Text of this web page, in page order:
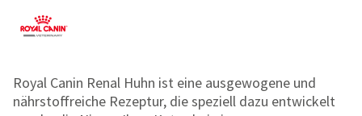
Royal Canin Renal Huhn ist eine ausgewogene und
nährstoffreiche Rezeptur, die speziell dazu entwickelt